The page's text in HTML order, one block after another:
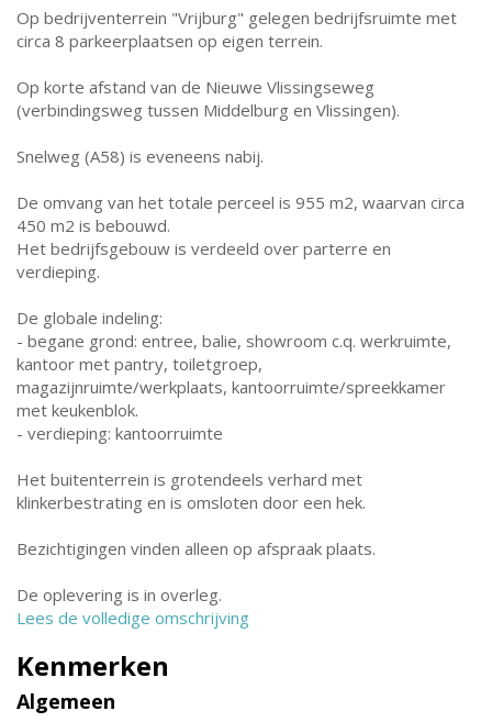
Op bedrijventerrein "Vrijburg" gelegen bedrijfsruimte met
circa 8 parkeerplaatsen op eigen terrein.
Op korte afstand van de Nieuwe Vlissingseweg
(verbindingsweg tussen Middelburg en Vlissingen).
Snelweg (A58) is eveneens nabij.
De omvang van het totale perceel is 955 m2, waarvan circa
450 m2 is bebouwd.
Het bedrijfsgebouw is verdeeld over parterre en
verdieping.
De globale indeling:
- begane grond: entree, balie, showroom c.q. werkruimte,
kantoor met pantry, toiletgroep,
magazijnruimte/werkplaats, kantoorruimte/spreekkamer
met keukenblok.
- verdieping: kantoorruimte
Het buitenterrein is grotendeels verhard met
klinkerbestrating en is omsloten door een hek.
Bezichtigingen vinden alleen op afspraak plaats.
De oplevering is in overleg.
Lees de volledige omschrijving
Kenmerken
Algemeen